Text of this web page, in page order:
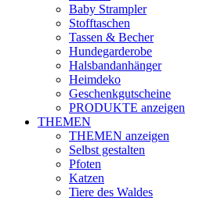
Baby Strampler
Stofftaschen
Tassen & Becher
Hundegarderobe
Halsbandanhänger
Heimdeko
Geschenkgutscheine
PRODUKTE anzeigen
THEMEN
THEMEN anzeigen
Selbst gestalten
Pfoten
Katzen
Tiere des Waldes